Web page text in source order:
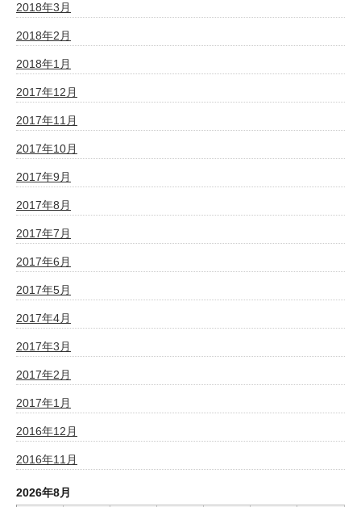
2018年3月
2018年2月
2018年1月
2017年12月
2017年11月
2017年10月
2017年9月
2017年8月
2017年7月
2017年6月
2017年5月
2017年4月
2017年3月
2017年2月
2017年1月
2016年12月
2016年11月
2026年8月